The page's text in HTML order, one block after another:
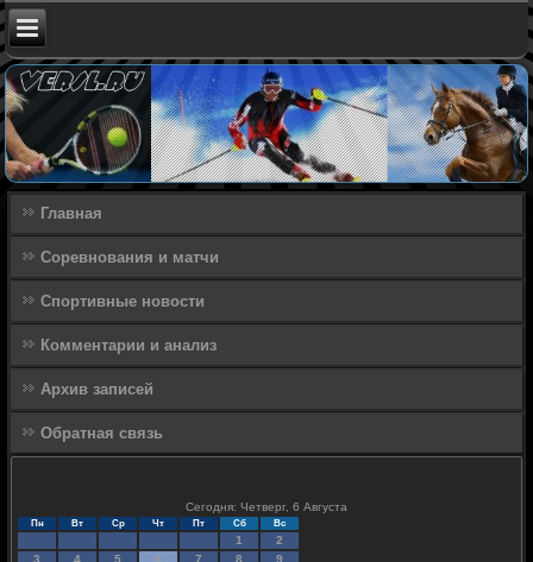
Главная
Соревнования и матчи
Спортивные новости
Комментарии и анализ
Архив записей
Обратная связь
Сегодня: Четверг, 6 Августа
Пн Вт Ср Чт Пт Сб Вс
1
2
3
4 5 6 7 8
9